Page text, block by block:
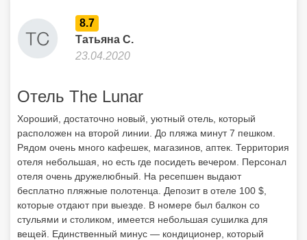
8.7
Татьяна С.
23.04.2020
Отель The Lunar
Хороший, достаточно новый, уютный отель, который
расположен на второй линии. До пляжа минут 7 пешком.
Рядом очень много кафешек, магазинов, аптек. Территория
отеля небольшая, но есть где посидеть вечером. Персонал
отеля очень дружелюбный. На ресепшен выдают
бесплатно пляжные полотенца. Депозит в отеле 100 $,
которые отдают при выезде. В номере был балкон со
стульями и столиком, имеется небольшая сушилка для
вещей. Единственный минус — кондиционер, который